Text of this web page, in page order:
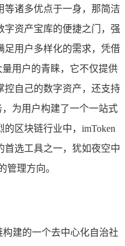
等诸多优点于一身，那简洁
字资产宝库的便捷之门，强
足用户多样化的需求，凭借
用户的青睐，它不仅提供
控自己的数字资产，还支持
为用户构建了一个一站式
区块链行业中，imToken
首选工具之一，犹如夜空中
管理方向。
构建的一个去中心化自治社